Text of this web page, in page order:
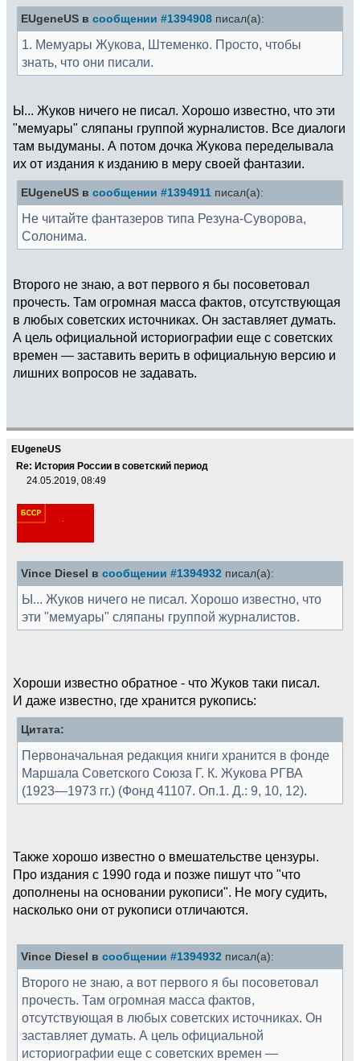
EUgeneUS в сообщении #1394908 писал(а):
1. Мемуары Жукова, Штеменко. Просто, чтобы
знать, что они писали.
Ы... Жуков ничего не писал. Хорошо известно, что эти
"мемуары" сляпаны группой журналистов. Все диалоги
там выдуманы. А потом дочка Жукова переделывала
их от издания к изданию в меру своей фантазии.
EUgeneUS в сообщении #1394911 писал(а):
Не читайте фантазеров типа Резуна-Суворова,
Солонима.
Второго не знаю, а вот первого я бы посоветовал
прочесть. Там огромная масса фактов, отсутствующая
в любых советских источниках. Он заставляет думать.
А цель официальной историографии еще с советских
времен — заставить верить в официальную версию и
лишних вопросов не задавать.
EUgeneUS
Re: История России в советский период
24.05.2019, 08:49
Vince Diesel в сообщении #1394932 писал(а):
Ы... Жуков ничего не писал. Хорошо известно, что
эти "мемуары" сляпаны группой журналистов.
Хороши известно обратное - что Жуков таки писал.
И даже известно, где хранится рукопись:
Цитата:
Первоначальная редакция книги хранится в фонде
Маршала Советского Союза Г. К. Жукова РГВА
(1923—1973 гг.) (Фонд 41107. Оп.1. Д.: 9, 10, 12).
Также хорошо известно о вмешательстве цензуры.
Про издания с 1990 года и позже пишут что "что
дополнены на основании рукописи". Не могу судить,
насколько они от рукописи отличаются.
Vince Diesel в сообщении #1394932 писал(а):
Второго не знаю, а вот первого я бы посоветовал
прочесть. Там огромная масса фактов,
отсутствующая в любых советских источниках. Он
заставляет думать. А цель официальной
историографии еще с советских времен —